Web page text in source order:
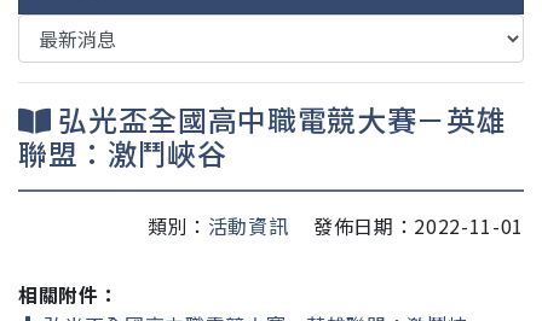
弘光盃全國高中職電競大賽－英雄
聯盟：激鬥峽谷
類別： 活動資訊 發佈日期：2022-11-01
相關附件：